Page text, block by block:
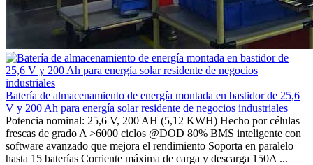
Batería de almacenamiento de energía montada en bastidor de 25,6
V y 200 Ah para energía solar residente de negocios industriales
Potencia nominal: 25,6 V, 200 AH (5,12 KWH) Hecho por células
frescas de grado A >6000 ciclos @DOD 80% BMS inteligente con
software avanzado que mejora el rendimiento Soporta en paralelo
hasta 15 baterías Corriente máxima de carga y descarga 150A ...